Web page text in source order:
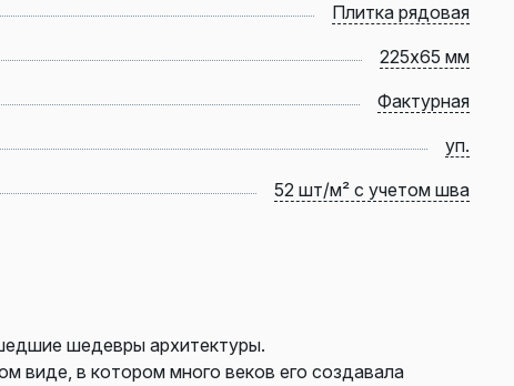
Плитка рядовая
225х65 мм
Фактурная
уп.
52 шт/м² с учетом шва
шедевры архитектуры.
виде, в котором много веков его создавала